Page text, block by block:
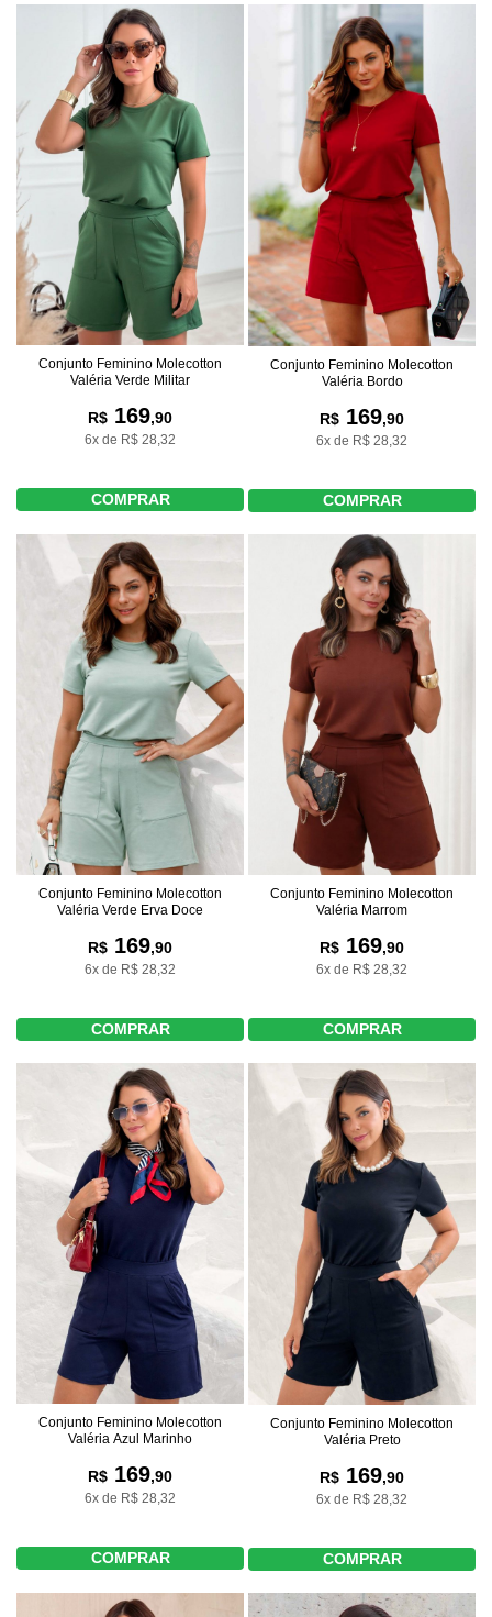
Conjunto Feminino Molecotton
Valéria Verde Militar
R$ 169,90
6x de R$ 28,32
COMPRAR
Conjunto Feminino Molecotton
Valéria Bordo
R$ 169,90
6x de R$ 28,32
COMPRAR
Conjunto Feminino Molecotton
Valéria Verde Erva Doce
R$ 169,90
6x de R$ 28,32
COMPRAR
Conjunto Feminino Molecotton
Valéria Marrom
R$ 169,90
6x de R$ 28,32
COMPRAR
Conjunto Feminino Molecotton
Valéria Azul Marinho
R$ 169,90
6x de R$ 28,32
COMPRAR
Conjunto Feminino Molecotton
Valéria Preto
R$ 169,90
6x de R$ 28,32
COMPRAR